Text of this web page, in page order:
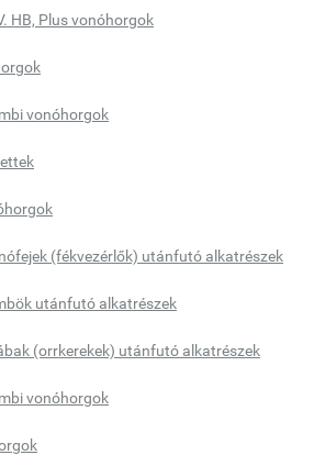
HB, Plus vonóhorgok
vonóhorgok
(fékvezérlők) utánfutó alkatrészek
utánfutó alkatrészek
(orrkerekek) utánfutó alkatrészek
vonóhorgok